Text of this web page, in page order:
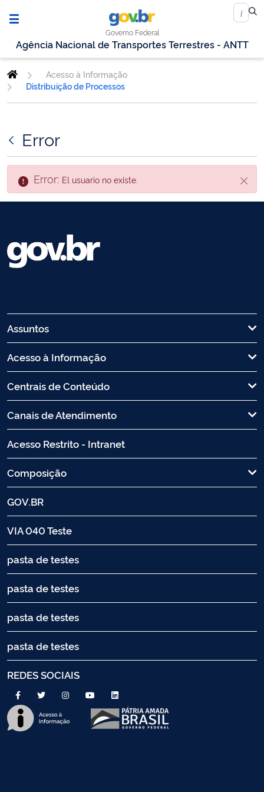
Governo Federal
Agência Nacional de Transportes Terrestres - ANTT
Acesso à Informação
Distribuição de Processos
Error
Error: El usuario no existe.
Assuntos
Acesso à Informação
Centrais de Conteúdo
Canais de Atendimento
Acesso Restrito - Intranet
Composição
GOV.BR
VIA 040 Teste
pasta de testes
pasta de testes
pasta de testes
pasta de testes
REDES SOCIAIS